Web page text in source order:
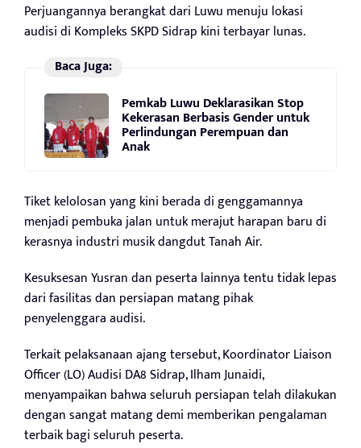
Perjuangannya berangkat dari Luwu menuju lokasi
audisi di Kompleks SKPD Sidrap kini terbayar lunas.
Baca Juga:
Pemkab Luwu Deklarasikan Stop
Kekerasan Berbasis Gender untuk
Perlindungan Perempuan dan
Anak
Tiket kelolosan yang kini berada di genggamannya
menjadi pembuka jalan untuk merajut harapan baru di
kerasnya industri musik dangdut Tanah Air.
Kesuksesan Yusran dan peserta lainnya tentu tidak lepas
dari fasilitas dan persiapan matang pihak
penyelenggara audisi.
Terkait pelaksanaan ajang tersebut, Koordinator Liaison
Officer (LO) Audisi DA8 Sidrap, Ilham Junaidi,
menyampaikan bahwa seluruh persiapan telah dilakukan
dengan sangat matang demi memberikan pengalaman
terbaik bagi seluruh peserta.